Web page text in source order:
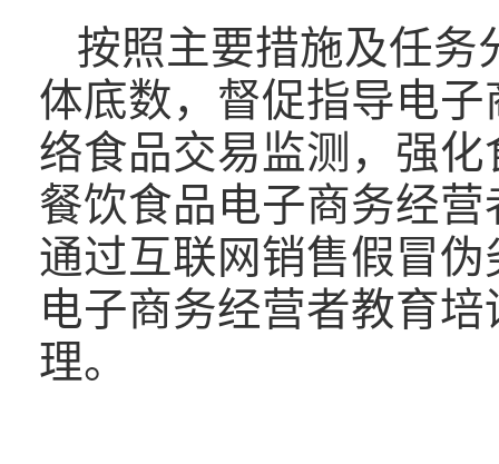
按照主要措施及任务
体底数，督促指导电
络食品交易监测，强
餐饮食品电子商务经
通过互联网销售假冒
电子商务经营者教育
理。